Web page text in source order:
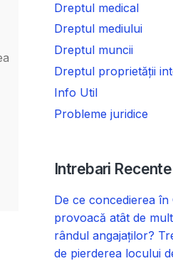
Dreptul medical
Dreptul mediului
Dreptul muncii
Dreptul proprietății
Info Util
Probleme juridice
Intrebari Recente
De ce concedierea în
provoacă atât de
rândul angajaților?
de pierderea locului